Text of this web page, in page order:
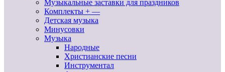
Музыкальные заставки для праздников
Комплекты + —
Детская музыка
Минусовки
Музыка
Народные
Христианские песни
Инструментал